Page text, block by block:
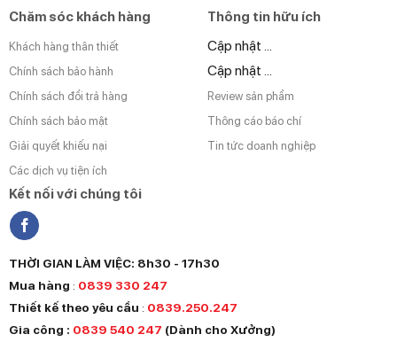
Chăm sóc khách hàng
Khách hàng thân thiết
Chính sách bảo hành
Chính sách đổi trả hàng
Chính sách bảo mật
Giải quyết khiếu nại
Các dịch vụ tiện ích
Thông tin hữu ích
Cập nhật ...
Cập nhật ...
Review sản phẩm
Thông cáo báo chí
Tin tức doanh nghiệp
Kết nối với chúng tôi
THỜI GIAN LÀM VIỆC: 8h30 - 17h30
Mua hàng : 0839 330 247
Thiết kế theo yêu cầu : 0839.250.247
Gia công : 0839 540 247 (Dành cho Xưởng)